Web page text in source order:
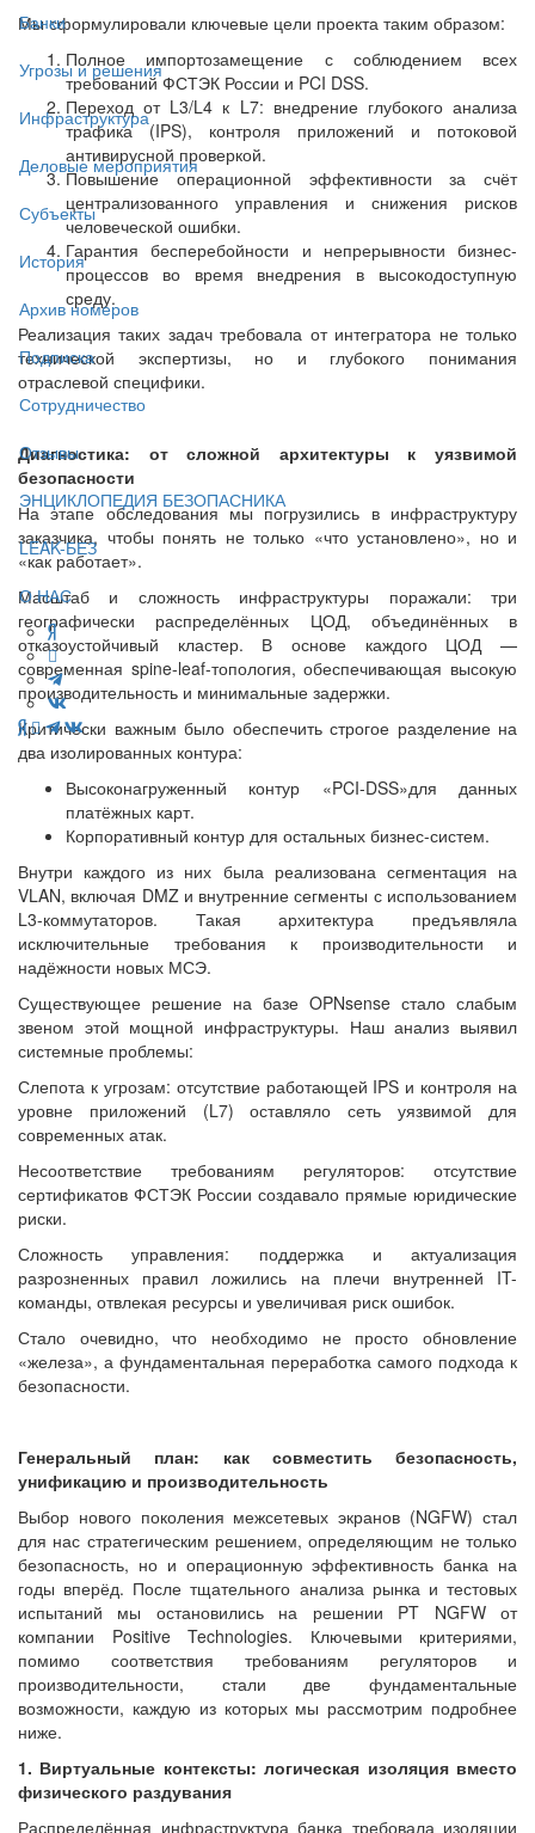
Банки
Угрозы и решения
Инфраструктура
Деловые мероприятия
Субъекты
История
Архив номеров
Подписка
Сотрудничество
Отзывы
ЭНЦИКЛОПЕДИЯ БЕЗОПАСНИКА
LEAK-БЕЗ
О НАС
Мы сформулировали ключевые цели проекта таким образом:
Полное импортозамещение с соблюдением всех
требований ФСТЭК России и PCI DSS.
Переход от L3/L4 к L7: внедрение глубокого анализа
трафика (IPS), контроля приложений и потоковой
антивирусной проверкой.
Повышение операционной эффективности за счёт
централизованного управления и снижения рисков
человеческой ошибки.
Гарантия бесперебойности и непрерывности бизнес-
процессов во время внедрения в высокодоступную
среду.
Реализация таких задач требовала от интегратора не только
технической экспертизы, но и глубокого понимания
отраслевой специфики.
Диагностика: от сложной архитектуры к уязвимой
безопасности
На этапе обследования мы погрузились в инфраструктуру
заказчика, чтобы понять не только «что установлено», но и
«как работает».
Масштаб и сложность инфраструктуры поражали: три
географически распределённых ЦОД, объединённых в
отказоустойчивый кластер. В основе каждого ЦОД —
современная spine-leaf-топология, обеспечивающая высокую
производительность и минимальные задержки.
Критически важным было обеспечить строгое разделение на
два изолированных контура:
Высоконагруженный контур «PCI-DSS»для данных
платёжных карт.
Корпоративный контур для остальных бизнес-систем.
Внутри каждого из них была реализована сегментация на
VLAN, включая DMZ и внутренние сегменты с использованием
L3-коммутаторов. Такая архитектура предъявляла
исключительные требования к производительности и
надёжности новых МСЭ.
Существующее решение на базе OPNsense стало слабым
звеном этой мощной инфраструктуры. Наш анализ выявил
системные проблемы:
Слепота к угрозам: отсутствие работающей IPS и контроля на
уровне приложений (L7) оставляло сеть уязвимой для
современных атак.
Несоответствие требованиям регуляторов: отсутствие
сертификатов ФСТЭК России создавало прямые юридические
риски.
Сложность управления: поддержка и актуализация
разрозненных правил ложились на плечи внутренней IT-
команды, отвлекая ресурсы и увеличивая риск ошибок.
Стало очевидно, что необходимо не просто обновление
«железа», а фундаментальная переработка самого подхода к
безопасности.
Генеральный план: как совместить безопасность,
унификацию и производительность
Выбор нового поколения межсетевых экранов (NGFW) стал
для нас стратегическим решением, определяющим не только
безопасность, но и операционную эффективность банка на
годы вперёд. После тщательного анализа рынка и тестовых
испытаний мы остановились на решении PT NGFW от
компании Positive Technologies. Ключевыми критериями,
помимо соответствия требованиям регуляторов и
производительности, стали две фундаментальные
возможности, каждую из которых мы рассмотрим подробнее
ниже.
1. Виртуальные контексты: логическая изоляция вместо
физического раздувания
Распределённая инфраструктура банка требовала изоляции